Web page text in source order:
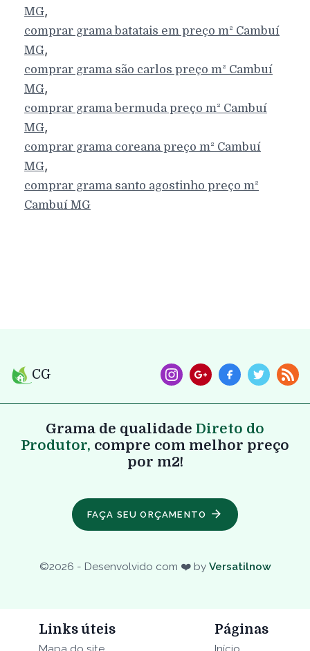
MG,
comprar grama batatais em preço m² Cambuí
MG,
comprar grama são carlos preço m² Cambuí
MG,
comprar grama bermuda preço m² Cambuí
MG,
comprar grama coreana preço m² Cambuí
MG,
comprar grama santo agostinho preço m²
Cambuí MG
CG
Grama de qualidade Direto do
Produtor, compre com melhor preço
por m2!
FAÇA SEU ORÇAMENTO
©2026 - Desenvolvido com ❤️ by Versatilnow
Links úteis Páginas